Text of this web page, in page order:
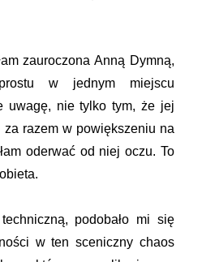
zauroczona Anną Dymną,
w jednym miejscu
uwagę, nie tylko tym, że jej
za razem w powiększeniu na
oderwać od niej oczu. To
podobało mi się
w ten sceniczny chaos